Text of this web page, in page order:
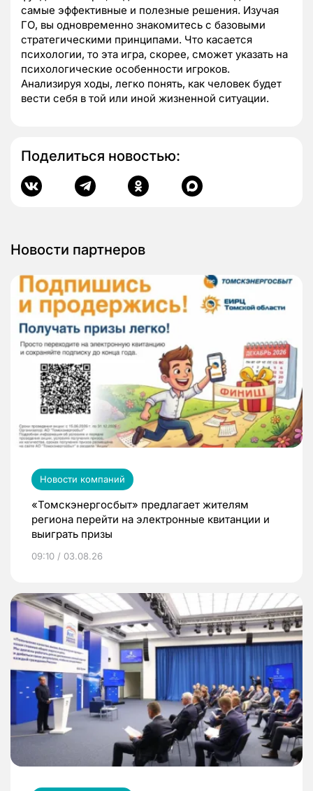
самые эффективные и полезные решения. Изучая
ГО, вы одновременно знакомитесь с базовыми
стратегическими принципами. Что касается
психологии, то эта игра, скорее, сможет указать на
психологические особенности игроков.
Анализируя ходы, легко понять, как человек будет
вести себя в той или иной жизненной ситуации.
Поделиться новостью:
Новости партнеров
Новости компаний
«Томскэнергосбыт» предлагает жителям
региона перейти на электронные квитанции и
выиграть призы
09:10 / 03.08.26